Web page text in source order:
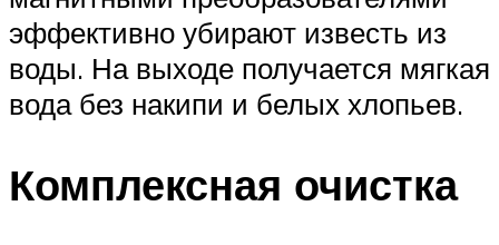
эффективно убирают известь из
воды. На выходе получается мягкая
вода без накипи и белых хлопьев.
Комплексная очистка